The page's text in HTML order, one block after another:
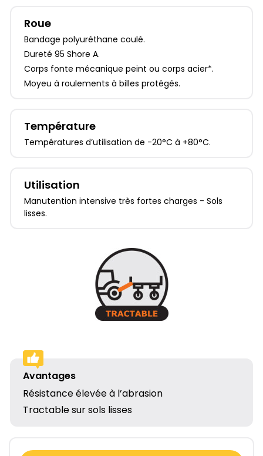
Roue
Bandage polyuréthane coulé.
Dureté 95 Shore A.
Corps fonte mécanique peint ou corps acier*.
Moyeu à roulements à billes protégés.
Température
Températures d’utilisation de -20°C à +80°C.
Utilisation
Manutention intensive très fortes charges - Sols
lisses.
Avantages
Résistance élevée à l’abrasion
Tractable sur sols lisses